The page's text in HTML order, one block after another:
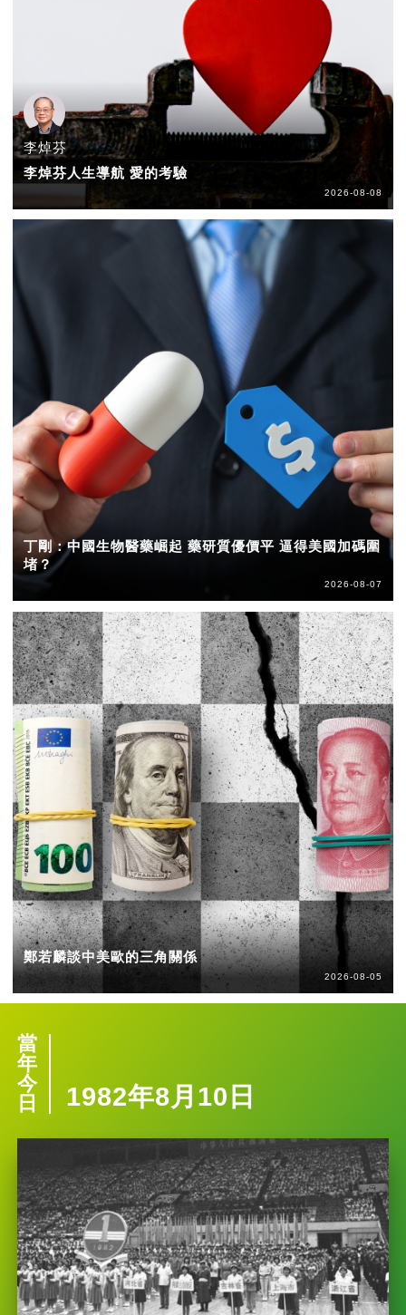
李焯芬
李焯芬人生導航 愛的考驗
2026-08-08
丁剛：中國生物醫藥崛起 藥研質優價平 逼得美國加碼圍
堵？
2026-08-07
鄭若麟談中美歐的三角關係
2026-08-05
當
年
今
日
1982年8月10日